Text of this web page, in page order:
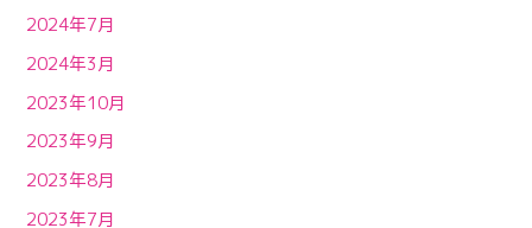
2024年7月
2024年3月
2023年10月
2023年9月
2023年8月
2023年7月